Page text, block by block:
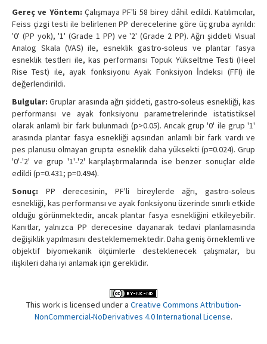
Gereç ve Yöntem: Çalışmaya PF'li 58 birey dâhil edildi. Katılımcılar,
Feiss çizgi testi ile belirlenen PP derecelerine göre üç gruba ayrıldı:
'0' (PP yok), '1' (Grade 1 PP) ve '2' (Grade 2 PP). Ağrı şiddeti Visual
Analog Skala (VAS) ile, esneklik gastro-soleus ve plantar fasya
esneklik testleri ile, kas performansı Topuk Yükseltme Testi (Heel
Rise Test) ile, ayak fonksiyonu Ayak Fonksiyon İndeksi (FFI) ile
değerlendirildi.
Bulgular: Gruplar arasında ağrı şiddeti, gastro-soleus esnekliği, kas
performansı ve ayak fonksiyonu parametrelerinde istatistiksel
olarak anlamlı bir fark bulunmadı (p>0.05). Ancak grup '0' ile grup '1'
arasında plantar fasya esnekliği açısından anlamlı bir fark vardı ve
pes planusu olmayan grupta esneklik daha yüksekti (p=0.024). Grup
'0'-'2' ve grup '1'-'2' karşılaştırmalarında ise benzer sonuçlar elde
edildi (p=0.431; p=0.494).
Sonuç: PP derecesinin, PF'li bireylerde ağrı, gastro-soleus
esnekliği, kas performansı ve ayak fonksiyonu üzerinde sınırlı etkide
olduğu görünmektedir, ancak plantar fasya esnekliğini etkileyebilir.
Kanıtlar, yalnızca PP derecesine dayanarak tedavi planlamasında
değişiklik yapılmasını desteklememektedir. Daha geniş örneklemli ve
objektif biyomekanik ölçümlerle desteklenecek çalışmalar, bu
ilişkileri daha iyi anlamak için gereklidir.
This work is licensed under a Creative Commons Attribution-
NonCommercial-NoDerivatives 4.0 International License.